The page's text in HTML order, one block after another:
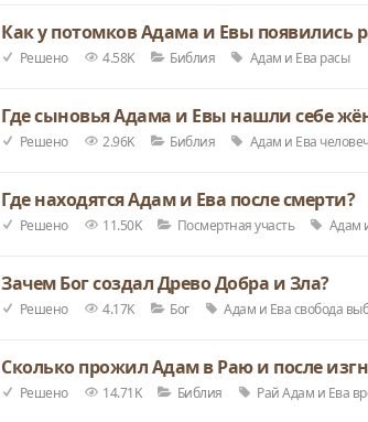
Как у потомков Адама и Евы появились
Решено 4.58K Библия Адам и Ева расы
Где сыновья Адама и Евы нашли себе
Решено 2.96K Библия Адам и Ева
Где находятся Адам и Ева после смерти?
Решено 11.50K Посмертная участь Адам
Зачем Бог создал Древо Добра и Зла?
Решено 4.17K Бог Адам и Евасвобода
Сколько прожил Адам в Раю и после
Решено 14.71K Библия РайАдам и Ева